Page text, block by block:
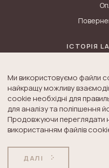
ІСТОРІЯ
Історія
ДОГОВІР ПУБЛІЧНОЇ
Ми використовуємо файли
найкращу можливу
cookie необхідні для
для аналізу та поліпшення
Продовжуючи переглядати
використанням файлів
ДАЛІ